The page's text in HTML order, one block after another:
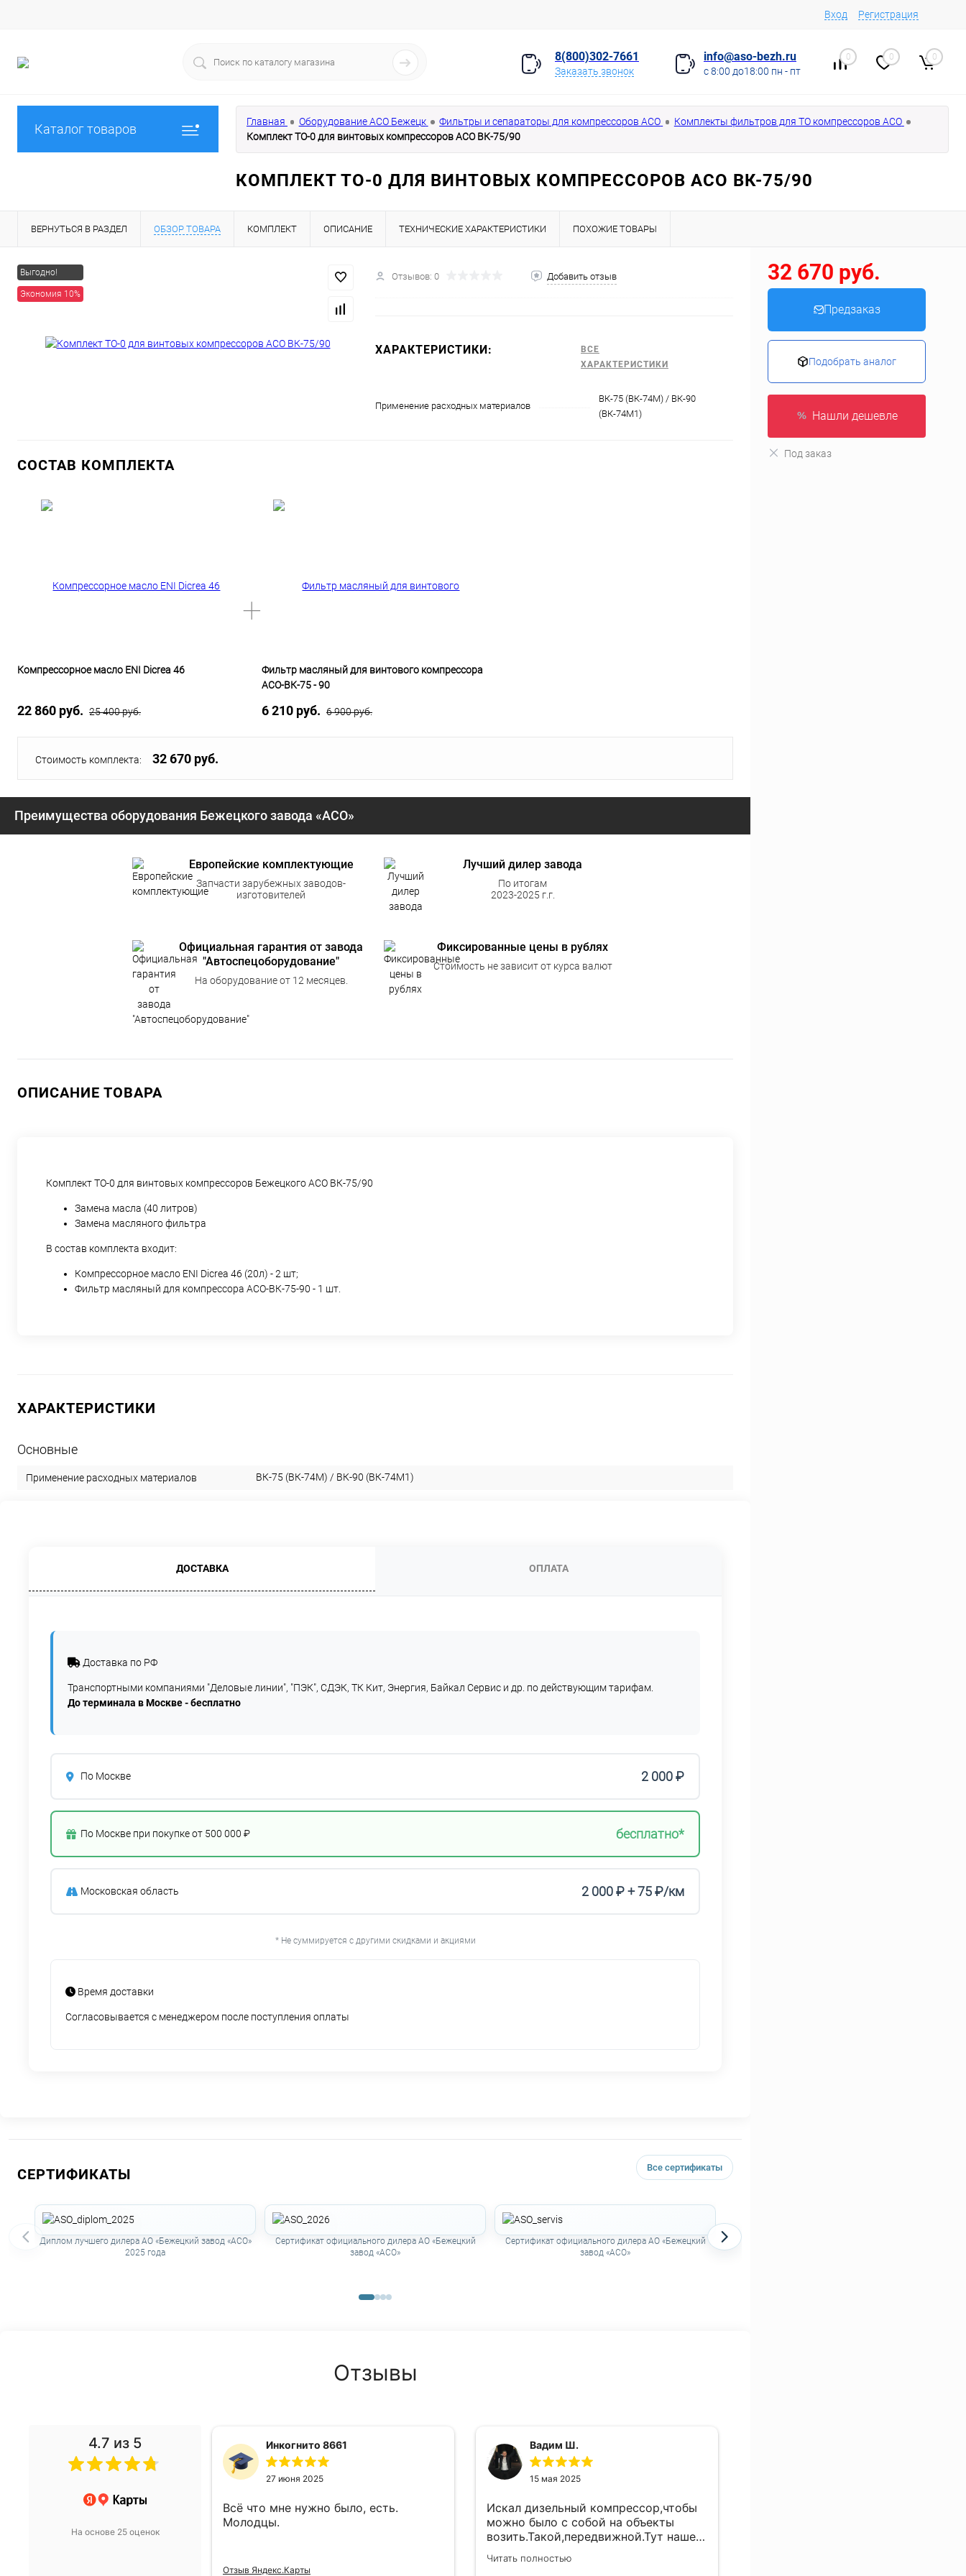
Вход Регистрация
8(800)302-7661
Заказать звонок
info@aso-bezh.ru
с 8:00 до18:00 пн - пт
0 0 0
Каталог товаров Главная Оборудование АСО Бежецк Фильтры и сепараторы для компрессоров АСО
Комплекты фильтров для ТО компрессоров АСО
Комплект ТО-0 для винтовых компрессоров АСО ВК-75/90
КОМПЛЕКТ ТО-0 ДЛЯ ВИНТОВЫХ КОМПРЕССОРОВ АСО ВК-75/90
ВЕРНУТЬСЯ В РАЗДЕЛ ОБЗОР ТОВАРА КОМПЛЕКТ ОПИСАНИЕ ТЕХНИЧЕСКИЕ ХАРАКТЕРИСТИКИ ПОХОЖИЕ ТОВАРЫ
Выгодно!
Экономия 10%
Отзывов: 0 Добавить отзыв
ХАРАКТЕРИСТИКИ:
ВСЕ
ХАРАКТЕРИСТИКИ
Применение расходных материалов
ВК-75 (ВК-74М) / ВК-90
(ВК-74М1)
СОСТАВ КОМПЛЕКТА
Компрессорное масло ENI Dicrea 46
22 860 руб. 25 400 руб.
Фильтр масляный для винтового компрессора
АСО-ВК-75 - 90
6 210 руб. 6 900 руб.
Стоимость комплекта: 32 670 руб.
Преимущества оборудования Бежецкого завода «АСО»
Европейские комплектующие
Запчасти зарубежных заводов-
изготовителей
Лучший дилер завода
По итогам
2023-2025 г.г.
Официальная гарантия от завода
"Автоспецоборудование"
На оборудование от 12 месяцев.
Фиксированные цены в рублях
Стоимость не зависит от курса валют
ОПИСАНИЕ ТОВАРА
Комплект ТО-0 для винтовых компрессоров Бежецкого АСО ВК-75/90
Замена масла (40 литров)
Замена масляного фильтра
В состав комплекта входит:
Компрессорное масло ENI Dicrea 46 (20л) - 2 шт;
Фильтр масляный для компрессора АСО-ВК-75-90 - 1 шт.
ХАРАКТЕРИСТИКИ
Основные
Применение расходных материалов ВК-75 (ВК-74М) / ВК-90 (ВК-74М1)
ДОСТАВКА ОПЛАТА
Доставка по РФ
Транспортными компаниями "Деловые линии", "ПЭК", СДЭК, ТК Кит, Энергия, Байкал Сервис и др. по действующим тарифам.
До терминала в Москве - бесплатно
По Москве 2 000 ₽
По Москве при покупке от 500 000 ₽ бесплатно*
Московская область 2 000 ₽ + 75 ₽/км
* Не суммируется с другими скидками и акциями
Время доставки
Согласовывается с менеджером после поступления оплаты
СЕРТИФИКАТЫ Все сертификаты
Диплом лучшего дилера АО «Бежецкий завод «АСО»
2025 года
Сертификат официального дилера АО «Бежецкий
завод «АСО»
Сертификат официального дилера АО «Бежецкий
завод «АСО»
Отзывы
4.7 из 5
На основе 25 оценок
выбор компрессоров ,
Инкогнито 8661
27 июня 2025
Всё что мне нужно было, есть.
Молодцы.
Отзыв Яндекс.Карты
Вадим Ш.
15 мая 2025
Искал дизельный компрессор,чтобы
можно было с собой на объекты
возить.Такой,передвижной.Тут нашел
такой вариант.Тут нашел у них
подходящую модель.Взял,теперь
Читать полностью
32 670 руб.
Предзаказ
Подобрать аналог
Нашли дешевле
Под заказ